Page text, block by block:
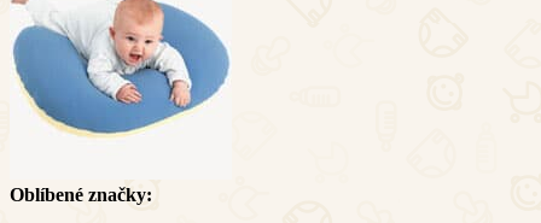
Oblíbené značky: